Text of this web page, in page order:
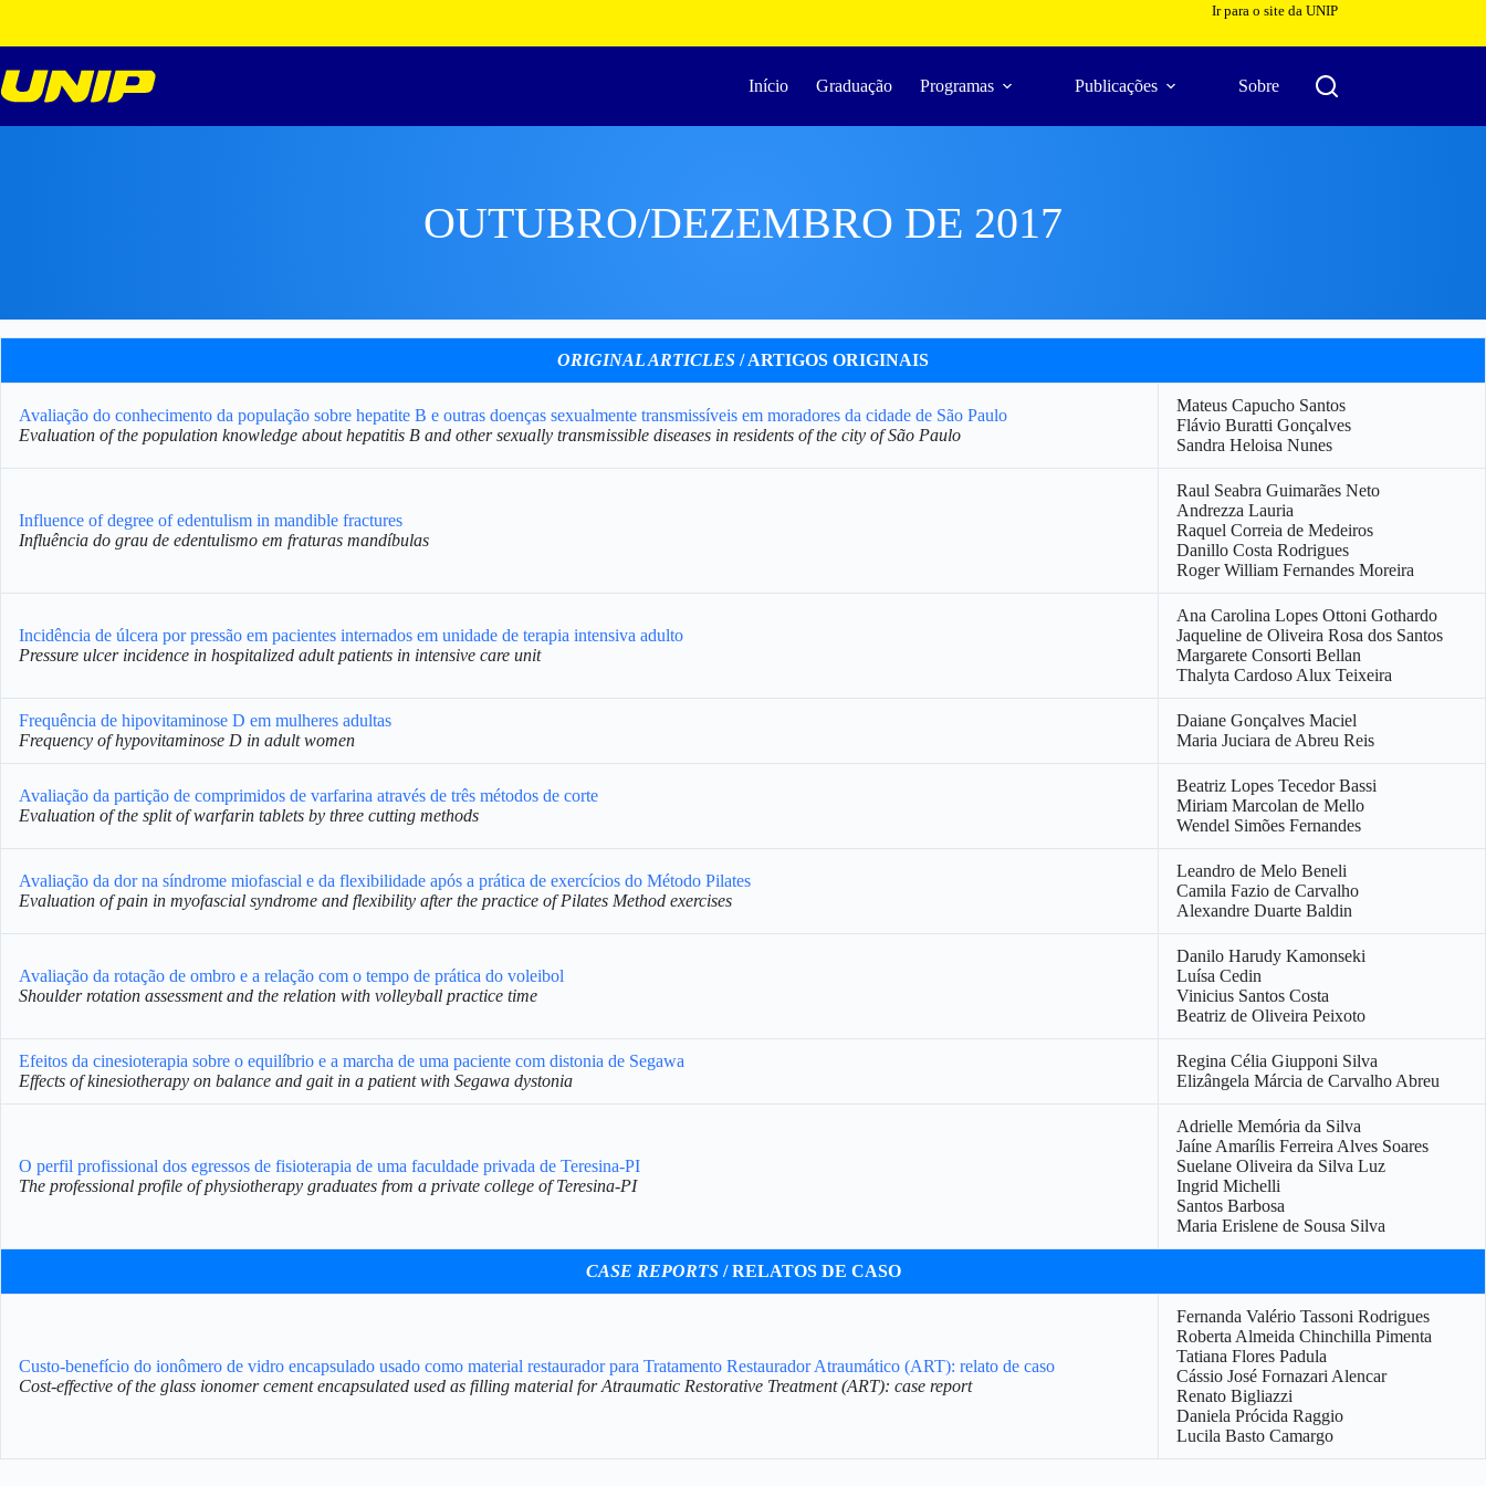
o
conteúdo
Ir para o site da UNIP
Início Graduação Programas Publicações Sobre
OUTUBRO/DEZEMBRO DE 2017
ORIGINAL ARTICLES / ARTIGOS ORIGINAIS
Avaliação do conhecimento da população sobre hepatite B e outras doenças sexualmente transmissíveis em moradores da cidade de São Paulo
Evaluation of the population knowledge about hepatitis B and other sexually transmissible diseases in residents of the city of São Paulo
Mateus Capucho Santos
Flávio Buratti Gonçalves
Sandra Heloisa Nunes
Influence of degree of edentulism in mandible fractures
Influência do grau de edentulismo em fraturas mandíbulas
Raul Seabra Guimarães Neto
Andrezza Lauria
Raquel Correia de Medeiros
Danillo Costa Rodrigues
Roger William Fernandes Moreira
Incidência de úlcera por pressão em pacientes internados em unidade de terapia intensiva adulto
Pressure ulcer incidence in hospitalized adult patients in intensive care unit
Ana Carolina Lopes Ottoni Gothardo
Jaqueline de Oliveira Rosa dos Santos
Margarete Consorti Bellan
Thalyta Cardoso Alux Teixeira
Frequência de hipovitaminose D em mulheres adultas
Frequency of hypovitaminose D in adult women
Daiane Gonçalves Maciel
Maria Juciara de Abreu Reis
Avaliação da partição de comprimidos de varfarina através de três métodos de corte
Evaluation of the split of warfarin tablets by three cutting methods
Beatriz Lopes Tecedor Bassi
Miriam Marcolan de Mello
Wendel Simões Fernandes
Avaliação da dor na síndrome miofascial e da flexibilidade após a prática de exercícios do Método Pilates
Evaluation of pain in myofascial syndrome and flexibility after the practice of Pilates Method exercises
Leandro de Melo Beneli
Camila Fazio de Carvalho
Alexandre Duarte Baldin
Avaliação da rotação de ombro e a relação com o tempo de prática do voleibol
Shoulder rotation assessment and the relation with volleyball practice time
Danilo Harudy Kamonseki
Luísa Cedin
Vinicius Santos Costa
Beatriz de Oliveira Peixoto
Efeitos da cinesioterapia sobre o equilíbrio e a marcha de uma paciente com distonia de Segawa
Effects of kinesiotherapy on balance and gait in a patient with Segawa dystonia
Regina Célia Giupponi Silva
Elizângela Márcia de Carvalho Abreu
O perfil profissional dos egressos de fisioterapia de uma faculdade privada de Teresina-PI
The professional profile of physiotherapy graduates from a private college of Teresina-PI
Adrielle Memória da Silva
Jaíne Amarílis Ferreira Alves Soares
Suelane Oliveira da Silva Luz
Ingrid Michelli
Santos Barbosa
Maria Erislene de Sousa Silva
CASE REPORTS/ RELATOS DE CASO
Custo-benefício do ionômero de vidro encapsulado usado como material restaurador para Tratamento Restaurador Atraumático (ART): relato de caso
Cost-effective of the glass ionomer cement encapsulated used as filling material for Atraumatic Restorative Treatment (ART): case report
Fernanda Valério Tassoni Rodrigues
Roberta Almeida Chinchilla Pimenta
Tatiana Flores Padula
Cássio José Fornazari Alencar
Renato Bigliazzi
Daniela Prócida Raggio
Lucila Basto Camargo